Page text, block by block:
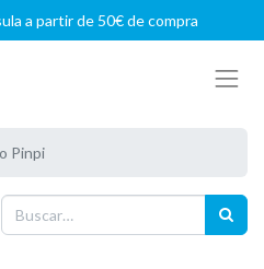
a partir de 50€ de compra
Pinpi